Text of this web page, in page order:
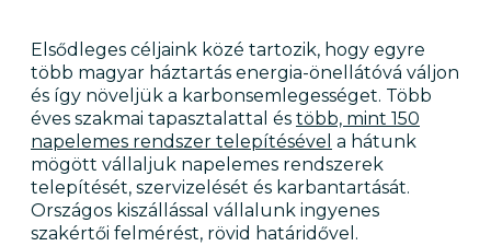
Elsődleges céljaink közé tartozik, hogy egyre
több magyar háztartás energia-önellátóvá váljon
és így növeljük a karbonsemlegességet. Több
éves szakmai tapasztalattal és több, mint 150
napelemes rendszer telepítésével a hátunk
mögött vállaljuk napelemes rendszerek
telepítését, szervizelését és karbantartását.
Országos kiszállással vállalunk ingyenes
szakértői felmérést, rövid határidővel.